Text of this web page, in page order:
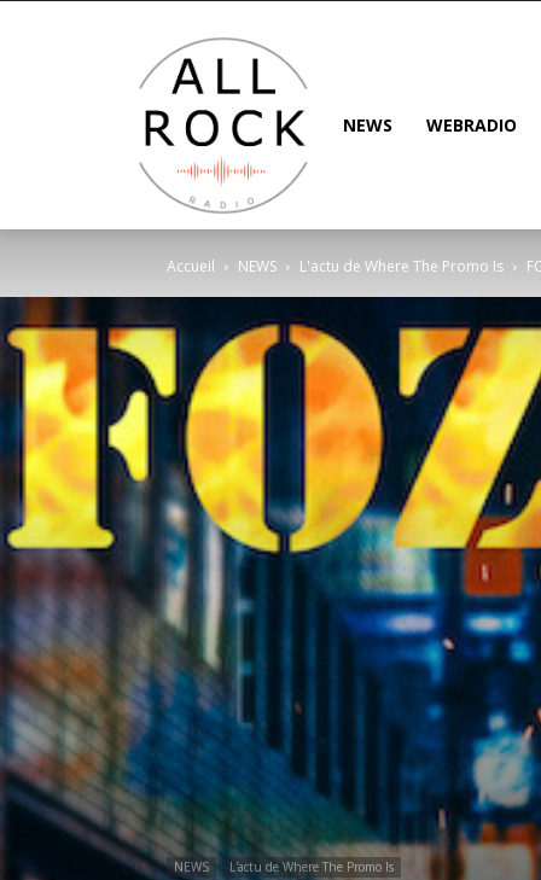
NEWS WEBRADIO
Accueil NEWS L'actu de Where The Promo Is
NEWS L'actu de Where The Promo Is